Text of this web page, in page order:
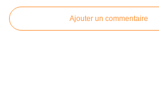
Ajouter un commentaire